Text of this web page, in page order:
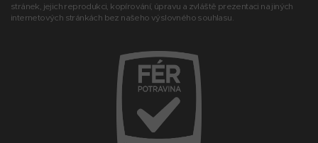
stránek, jejich reprodukci, kopírování, úpravu a zvláště prezentaci na jiných
internetových stránkách bez našeho výslovného souhlasu.